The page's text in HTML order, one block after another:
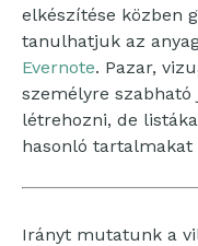
elkészítése közben
tanulhatjuk az
Evernote. Pazar,
személyre szabható
létrehozni, de
hasonló
Irányt mutatunk a